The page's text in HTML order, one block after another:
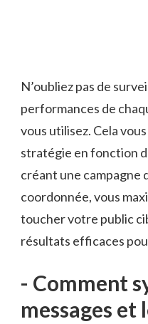
N’oubliez⁢ pas de
performances⁣ de
vous‌ utilisez. Cela
stratégie ‌en fonction
créant ⁣une​ campagne
coordonnée, vous
toucher votre public​
résultats efficaces
-⁣ Comment
messages⁤ et‌